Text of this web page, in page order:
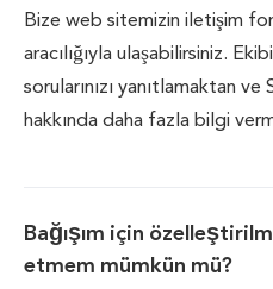
Bize web sitemizin iletişim
aracılığıyla ulaşabilirsiniz.
sorularınızı yanıtlamaktan ve
hakkında daha fazla bilgi
Bağışım için
etmem mümkün mü?